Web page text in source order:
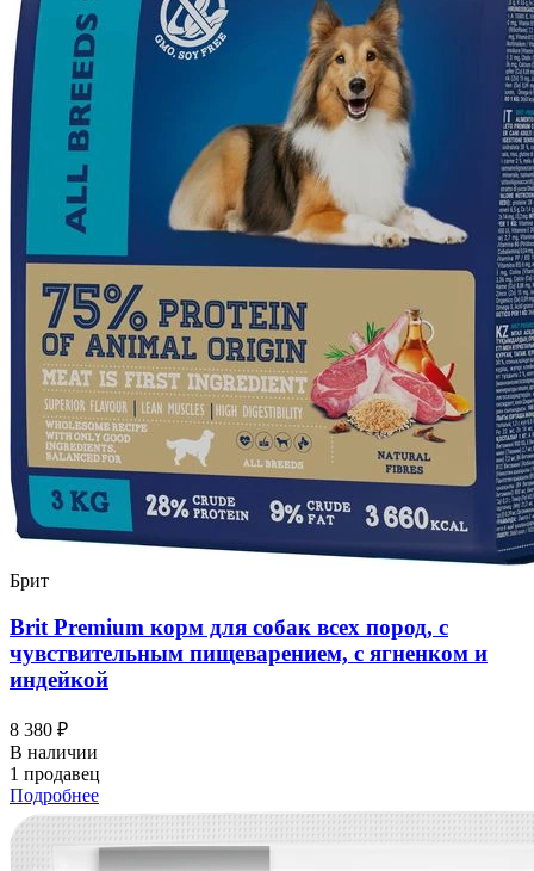
Брит
Brit Premium корм для собак всех пород, с
чувствительным пищеварением, с ягненком и
индейкой
8 380 ₽
В наличии
1 продавец
Подробнее